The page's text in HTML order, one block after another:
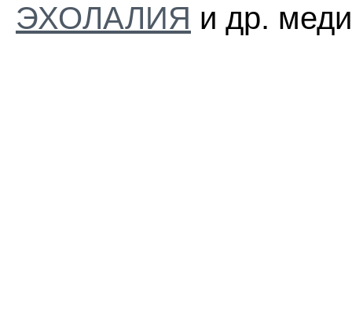
ЭХОЛАЛИЯ и др.